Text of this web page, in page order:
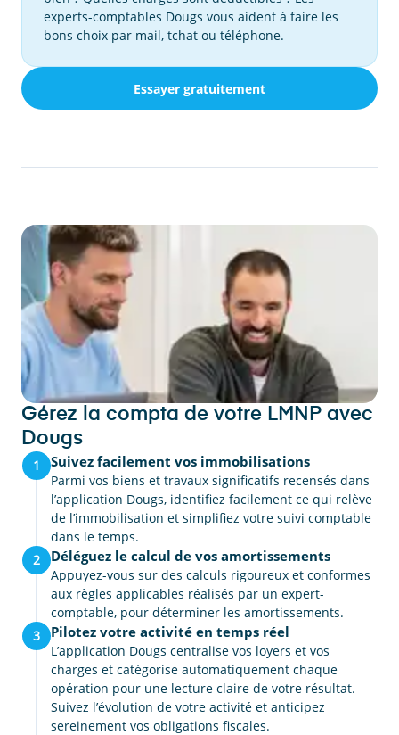
experts-comptables Dougs vous aident à faire les
bons choix par mail, tchat ou téléphone.
Essayer gratuitement
Gérez la compta de votre LMNP avec
Dougs
1 Suivez facilement vos immobilisations
Parmi vos biens et travaux significatifs recensés dans
l’application Dougs, identifiez facilement ce qui relève
de l’immobilisation et simplifiez votre suivi comptable
dans le temps.
2
Déléguez le calcul de vos amortissements
Appuyez-vous sur des calculs rigoureux et conformes
aux règles applicables réalisés par un expert-
comptable, pour déterminer les amortissements.
3
Pilotez votre activité en temps réel
L’application Dougs centralise vos loyers et vos
charges et catégorise automatiquement chaque
opération pour une lecture claire de votre résultat.
Suivez l’évolution de votre activité et anticipez
sereinement vos obligations fiscales.